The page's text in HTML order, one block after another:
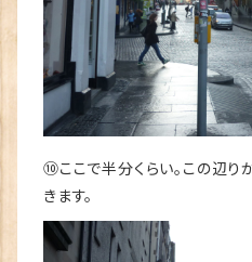
⑩ここで半分くらい。この辺り
きます。